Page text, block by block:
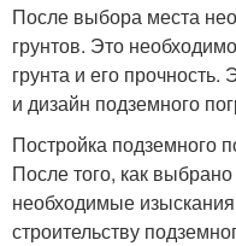
После выбора места
грунтов. Это
грунта и его прочность.
и дизайн подземного
Постройка подземного
После того, как
необходимые
строительству